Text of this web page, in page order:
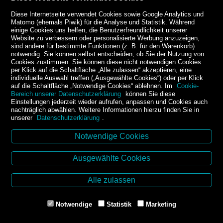
Kontakt
Buchhandlung Kirchner-Krämer
Dr.-Karl-Renner-Platz 2
2000 Stockerau
Mail: buchhandlung@aon.at
Diese Internetseite verwendet Cookies sowie Google Analytics und
Matomo (ehemals Piwik) für die Analyse und Statistik. Während
einige Cookies uns helfen, die Benutzerfreundlichkeit unserer
Website zu verbessern oder personalisierte Werbung anzuzeigen,
sind andere für bestimmte Funktionen (z. B. für den Warenkorb)
notwendig. Sie können selbst entscheiden, ob Sie der Nutzung von
Cookies zustimmen. Sie können diese nicht notwendigen Cookies
per Klick auf die Schaltfläche „Alle zulassen“ akzeptieren, eine
individuelle Auswahl treffen („Ausgewählte Cookies“) oder per Klick
auf die Schaltfläche „Notwendige Cookies“ ablehnen. Im
Cookie-
Bereich unserer Datenschutzerklärung können Sie diese
Einstellungen jederzeit wieder aufrufen, anpassen und Cookies auch
nachträglich abwählen. Weitere Informationen hierzu finden Sie in
unserer Datenschutzerklärung
Notwendige Cookies
Ausgewählte Cookies
Alle zulassen
Notwendige Statistik Marketing